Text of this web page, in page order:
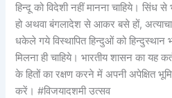
हिन्दू को विदेशी नहीं मानना चाहिये। सिंध
हो अथवा बंगलादेश से आकर बसे हों,
धकेले गये विस्थापित हिन्दुओं को
मिलना ही चाहिये। भारतीय शासन का यह
के हितों का रक्षण करने में अपनी अपेक्षित
करें। #विजयादशमी उत्सव